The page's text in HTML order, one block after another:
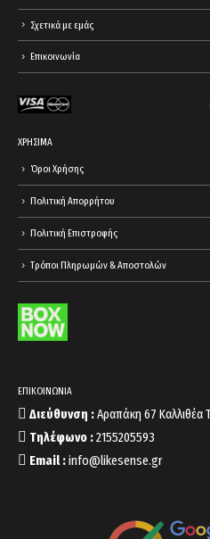
Σχετικά με εμάς
Επικοινωνία
ΧΡΗΣΙΜΑ
Όροι Χρήσης
Πολιτική Απορρήτου
Πολιτική Επιστροφής
Τρόποι Πληρωμών & Αποστολών
ΕΠΙΚΟΙΝΩΝΙΑ
Διεύθυνση :Αραπάκη 67 Καλλιθέα
Τηλέφωνο :2155205593
Email :info@likesense.gr